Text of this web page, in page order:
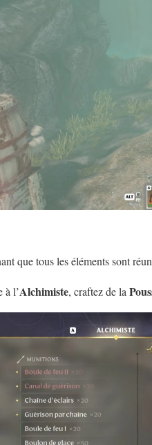
que tous les éléments sont
à l’Alchimiste, craftez de la